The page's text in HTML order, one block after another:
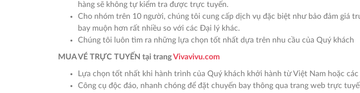
hàng sẽ không tự kiểm tra được trực tuyến.
Cho nhóm trên 10 người, chúng tôi cung cấp dịch vụ đặc biệt như bảo đảm giá
bay muộn hơn rất nhiều so với các Đại lý khác.
Chúng tôi luôn tìm ra những lựa chọn tốt nhất dựa trên nhu cầu của Quý khách
MUA VÉ TRỰC TUYẾN tại trangVivavivu.com
Lựa chọn tốt nhất khi hành trình của Quý khách khởi hành từ Việt Nam hoặc
Công cụ độc đáo, nhanh chóng để đặt chuyến bay thông qua trang web trực